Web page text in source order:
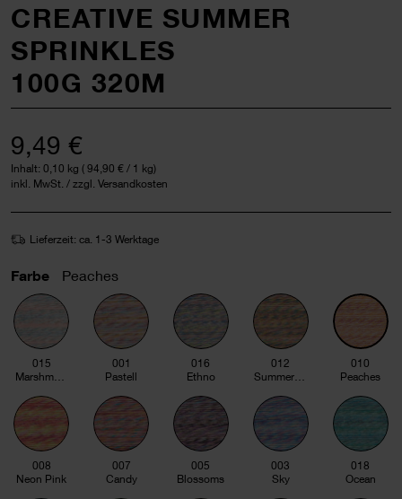
CREATIVE SUMMER
SPRINKLES
100G 320M
9,49 €
Inhalt: 0,10 kg ( 94,90 € / 1 kg)
inkl. MwSt. / zzgl. Versandkosten
Lieferzeit: ca. 1-3 Werktage
Farbe Peaches
015
001
Pastell
016
Ethno
012
010
Peaches
008
Neon Pink
007
Candy
005
Blossoms
003
Sky
018
Ocean